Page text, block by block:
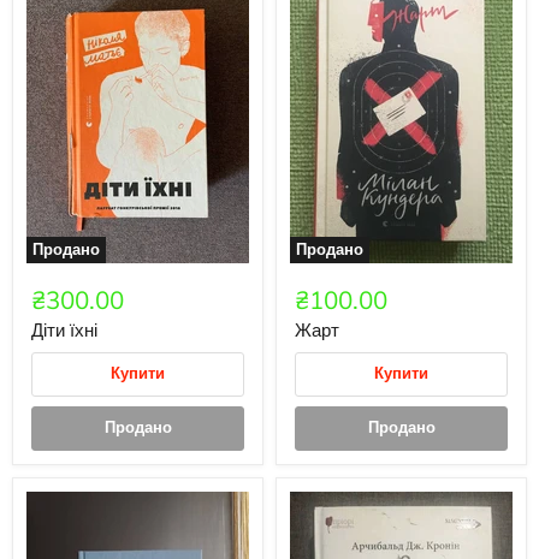
Продано
₴300.00
Діти їхні
Купити
Продано
Продано
₴100.00
Жарт
Купити
Продано